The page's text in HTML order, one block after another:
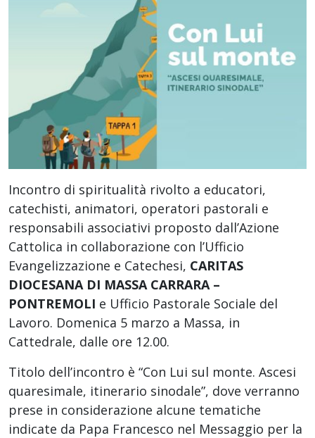
Incontro di spiritualità rivolto a educatori,
catechisti, animatori, operatori pastorali e
responsabili associativi proposto dall’Azione
Cattolica in collaborazione con l’Ufficio
Evangelizzazione e Catechesi, CARITAS
DIOCESANA DI MASSA CARRARA –
PONTREMOLI e Ufficio Pastorale Sociale del
Lavoro. Domenica 5 marzo a Massa, in
Cattedrale, dalle ore 12.00.
Titolo dell’incontro è “Con Lui sul monte. Ascesi
quaresimale, itinerario sinodale”, dove verranno
prese in considerazione alcune tematiche
indicate da Papa Francesco nel Messaggio per la